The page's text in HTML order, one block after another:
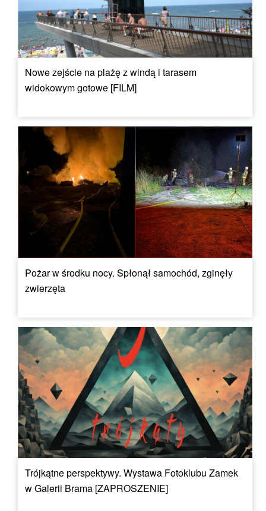
Nowe zejście na plażę z windą i tarasem
widokowym gotowe [FILM]
Pożar w środku nocy. Spłonął samochód, zginęły
zwierzęta
Trójkątne perspektywy. Wystawa Fotoklubu Zamek
w Galerii Brama [ZAPROSZENIE]